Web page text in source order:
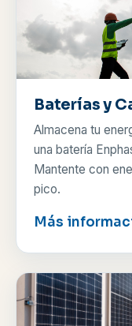
Baterías y
Almacena tu
una batería
Mantente con
pico.
Más